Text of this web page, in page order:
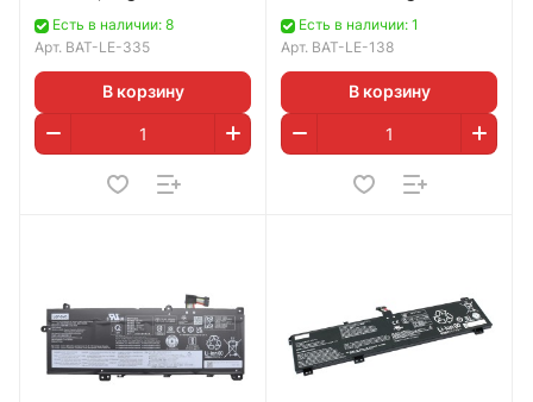
2021, 80Wh, 5100mAh,
15.36V, длинны
Есть в наличии: 8
Арт. BAT-LE-335
В корзину
(00HW001), 56Wh,
3785mAh, 14.8V
Есть в наличии: 1
Арт. BAT-LE-138
В корзину